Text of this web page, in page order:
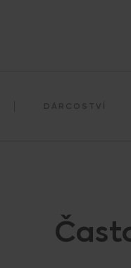
DÁRCOSTVÍ